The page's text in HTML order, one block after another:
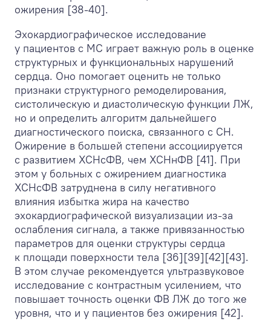
ожирения [38-40].
Эхокардиографическое исследование
у пациентов с МС играет важную роль в оценке
структурных и функциональных нарушений
сердца. Оно помогает оценить не только
признаки структурного ремоделирования,
систолическую и диастолическую функции ЛЖ,
но и определить алгоритм дальнейшего
диагностического поиска, связанного с СН.
Ожирение в большей степени ассоциируется
с развитием ХСНсФВ, чем ХСНнФВ [41]. При
этом у больных с ожирением диагностика
ХСНсФВ затруднена в силу негативного
влияния избытка жира на качество
эхокардиографической визуализации из-за
ослабления сигнала, а также привязанностью
параметров для оценки структуры сердца
к площади поверхности тела [36][39][42][43].
В этом случае рекомендуется ультразвуковое
исследование с контрастным усилением, что
повышает точность оценки ФВ ЛЖ до того же
уровня, что и у пациентов без ожирения [42].